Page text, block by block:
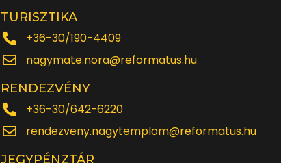
TURISZTIKA
+36-30/190-4409
nagymate.nora@reformatus.hu
RENDEZVÉNY
+36-30/642-6220
rendezveny.nagytemplom@reformatus.hu
JEGYPÉNZTÁR